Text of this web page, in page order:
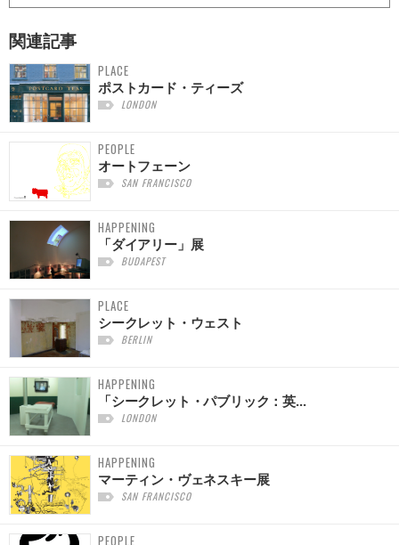
関連記事
PLACE
ポストカード・ティーズ
LONDON
PEOPLE
オートフェーン
SAN FRANCISCO
HAPPENING
「ダイアリー」展
BUDAPEST
PLACE
シークレット・ウェスト
BERLIN
HAPPENING
「シークレット・パブリック：英...
LONDON
HAPPENING
マーティン・ヴェネスキー展
SAN FRANCISCO
PEOPLE